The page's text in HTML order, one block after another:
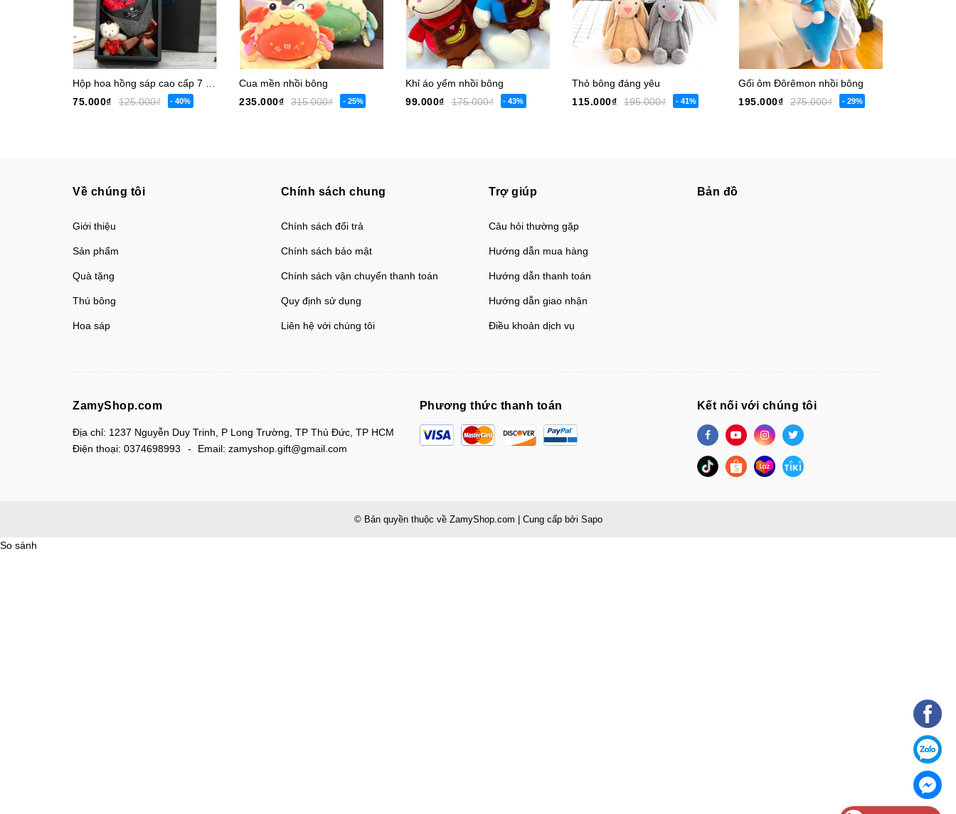
75.000₫
125.000₫ - 40%
Cua mền nhồi bông
235.000₫
315.000₫ - 25%
Khỉ áo yếm nhồi bông
99.000₫
175.000₫ - 43%
Thỏ bông đáng yêu
115.000₫
195.000₫ - 41%
Gối ôm Đôrêmon nhồi bông
195.000₫
275.000₫ - 29%
Về chúng tôi
Giới thiệu
Sản phẩm
Quà tặng
Thú bông
Hoa sáp
Chính sách chung
Chính sách đổi trả
Chính sách bảo mật
Chính sách vận chuyển thanh toán
Quy định sử dụng
Liên hệ với chúng tôi
Trợ giúp
Câu hỏi thường gặp
Hướng dẫn mua hàng
Hướng dẫn thanh toán
Hướng dẫn giao nhận
Điều khoản dịch vụ
Bản đồ
ZamyShop.com
Địa chỉ: 1237 Nguyễn Duy Trinh, P Long Trường, TP Thủ Đức, TP HCM
Điện thoại: 0374698993 Email: zamyshop.gift@gmail.com
Phương thức thanh toán Kết nối với chúng tôi
© Bản quyền thuộc về ZamyShop.com Cung cấp bởi Sapo
So sánh